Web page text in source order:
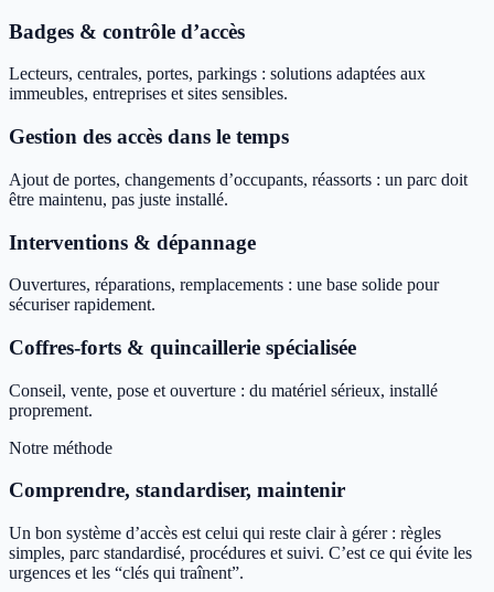
Badges & contrôle d’accès
Lecteurs, centrales, portes, parkings : solutions adaptées aux
immeubles, entreprises et sites sensibles.
Gestion des accès dans le temps
Ajout de portes, changements d’occupants, réassorts : un parc doit
être maintenu, pas juste installé.
Interventions & dépannage
Ouvertures, réparations, remplacements : une base solide pour
sécuriser rapidement.
Coffres-forts & quincaillerie spécialisée
Conseil, vente, pose et ouverture : du matériel sérieux, installé
proprement.
Notre méthode
Comprendre, standardiser, maintenir
Un bon système d’accès est celui qui reste clair à gérer : règles
simples, parc standardisé, procédures et suivi. C’est ce qui évite les
urgences et les “clés qui traînent”.